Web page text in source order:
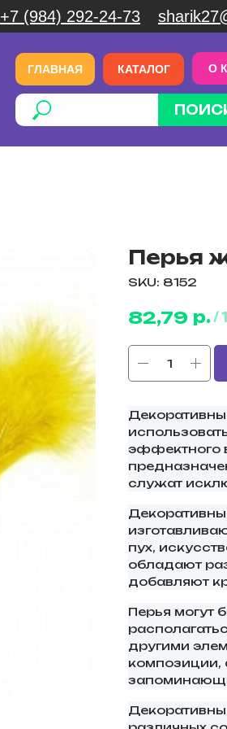
+7 (984) 292-24-73
ГЛАВНАЯ КАТАЛОГ О
Перья
SKU: 8152
82,79 р./
эффектного
служат
пух,
обладают
добавляют
Перья могут
другими
композиции,